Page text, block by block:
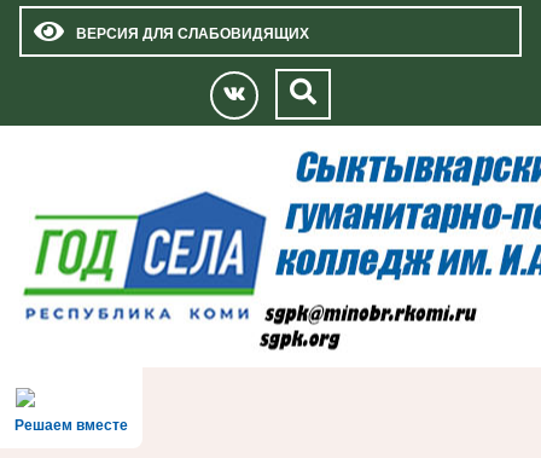
ВЕРСИЯ ДЛЯ СЛАБОВИДЯЩИХ
Решаем вместе